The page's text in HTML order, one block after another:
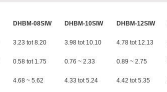
DHBM-08SIW DHBM-10SIW DHBM-12SIW
3.23 tot 8.20 3.98 tot 10.10 4.78 tot 12.13
0.58 tot 1.75 0.76 ~ 2.33 0.89 ~ 2.75
4.68 ~ 5.62 4.33 tot 5.24 4.42 tot 5.35